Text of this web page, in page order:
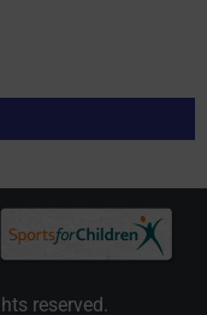
reserved.